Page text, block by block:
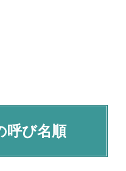
呼び名順